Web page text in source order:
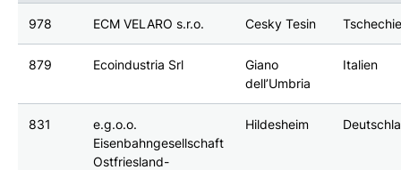
978 ECM VELARO s.r.o. Cesky Tesin
879 Ecoindustria Srl
Giano
dell’Umbria
Italien
831
e.g.o.o.
Eisenbahngesellschaft
Ostfriesland-
Hildesheim